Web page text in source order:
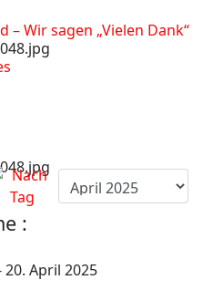
– Wir sagen „Vielen Dank“
:
20. April 2025